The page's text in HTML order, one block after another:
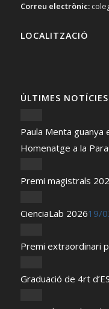
Correu electrònic:
LOCALITZACIÓ
ÚLTIMES NOTÍCIES
Paula Menta guanya
Homenatge a la
Premi magistrals
CienciaLab 202619/
Premi extraordinari
Graduació de 4rt